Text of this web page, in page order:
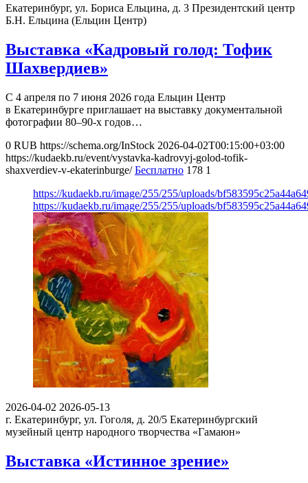
Екатеринбург, ул. Бориса Ельцина, д. 3 Президентский центр
Б.Н. Ельцина (Ельцин Центр)
Выставка «Кадровый голод: Тофик
Шахвердиев»
С 4 апреля по 7 июня 2026 года Ельцин Центр
в Екатеринбурге приглашает на выставку документальной
фотографии 80–90-х годов…
0 RUB https://schema.org/InStock 2026-04-02T00:15:00+03:00
https://kudaekb.ru/event/vystavka-kadrovyj-golod-tofik-
shaxverdiev-v-ekaterinburge/ Бесплатно 178 1
https://kudaekb.ru/image/255/255/uploads/
https://kudaekb.ru/image/255/255/uploads/
2026-04-02 2026-05-13
г. Екатеринбург, ул. Гоголя, д. 20/5 Екатеринбургский
музейный центр народного творчества «Гамаюн»
Выставка «Истинное зрение»